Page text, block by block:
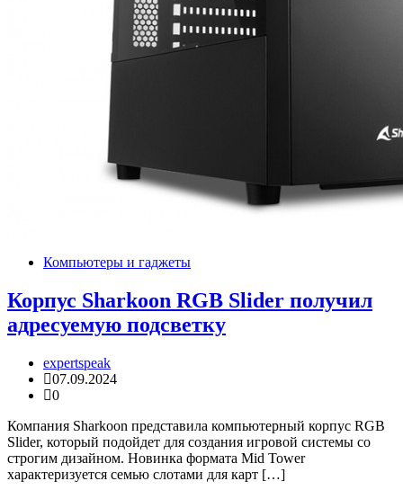
Компьютеры и гаджеты
Корпус Sharkoon RGB Slider получил
адресуемую подсветку
expertspeak
07.09.2024
0
Компания Sharkoon представила компьютерный корпус RGB
Slider, который подойдет для создания игровой системы со
строгим дизайном. Новинка формата Mid Tower
характеризуется семью слотами для карт […]